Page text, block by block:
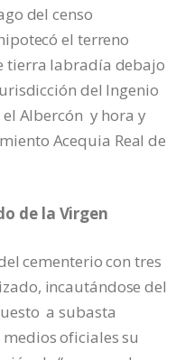
del censo
el terreno
tierra labradía debajo
del Ingenio
Albercón y hora y
Acequia Real de
de la Virgen
cementerio con tres
incautándose del
a subasta
oficiales su